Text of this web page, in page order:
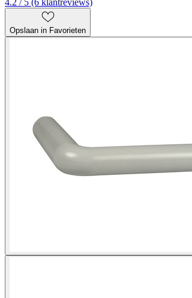
Opslaan in Favorieten